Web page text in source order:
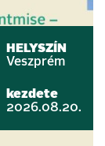
HELYSZÍN
Veszprém
kezdete
2026.08.20.